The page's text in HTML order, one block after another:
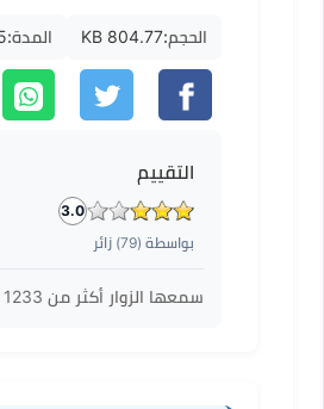
mp3
الحجم:804.77 KB المدة:
التقييم
3.0
بواسطة (79) زائر
سمعها الزوار أكثر من 1233